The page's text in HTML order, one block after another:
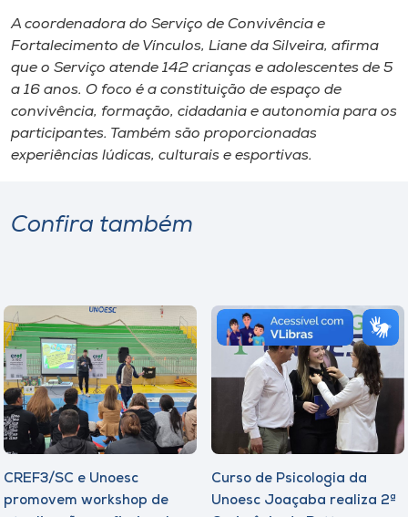
A coordenadora do Serviço de Convivência e
Fortalecimento de Vínculos, Liane da Silveira, afirma
que o Serviço atende 142 crianças e adolescentes de 5
a 16 anos. O foco é a constituição de espaço de
convivência, formação, cidadania e autonomia para os
participantes. Também são proporcionadas
experiências lúdicas, culturais e esportivas.
Confira também
CREF3/SC e Unoesc
promovem workshop de
Curso de Psicologia da
Unoesc Joaçaba realiza 2ª